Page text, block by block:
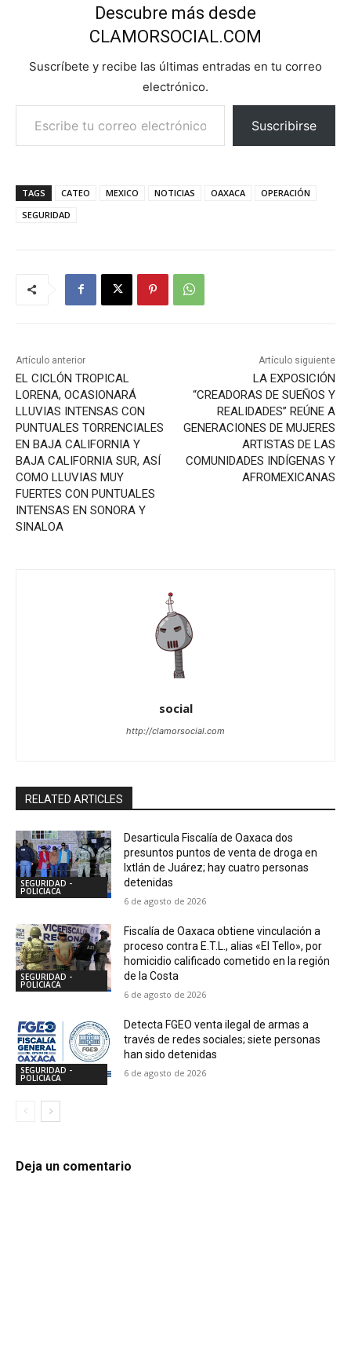
Descubre más desde
CLAMORSOCIAL.COM
Suscríbete y recibe las últimas entradas en tu correo
electrónico.
Escribe tu correo electrónico…
Suscribirse
TAGS CATEO MEXICO NOTICIAS OAXACA
OPERACIÓN
SEGURIDAD
Artículo anterior
EL CICLÓN TROPICAL
LORENA, OCASIONARÁ
LLUVIAS INTENSAS CON
PUNTUALES TORRENCIALES
EN BAJA CALIFORNIA Y
BAJA CALIFORNIA SUR, ASÍ
COMO LLUVIAS MUY
FUERTES CON PUNTUALES
INTENSAS EN SONORA Y
SINALOA
Artículo siguiente
LA EXPOSICIÓN
“CREADORAS DE SUEÑOS Y
REALIDADES” REÚNE A
GENERACIONES DE MUJERES
ARTISTAS DE LAS
COMUNIDADES INDÍGENAS Y
AFROMEXICANAS
social
http://clamorsocial.com
RELATED ARTICLES
SEGURIDAD -
POLICIACA
Desarticula Fiscalía de Oaxaca dos
presuntos puntos de venta de droga en
Ixtlán de Juárez; hay cuatro personas
detenidas
6 de agosto de 2026
SEGURIDAD -
POLICIACA
Fiscalía de Oaxaca obtiene vinculación a
proceso contra E.T.L., alias «El Tello», por
homicidio calificado cometido en la región
de la Costa
6 de agosto de 2026
SEGURIDAD -
POLICIACA
Detecta FGEO venta ilegal de armas a
través de redes sociales; siete personas
han sido detenidas
6 de agosto de 2026
Deja un comentario